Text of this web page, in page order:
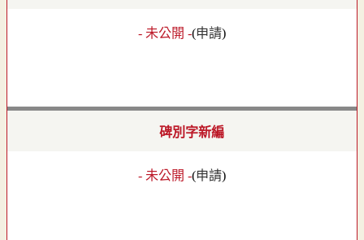
- 未公開 -(申請)
碑別字新編
- 未公開 -(申請)